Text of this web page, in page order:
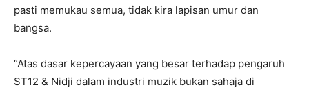
pasti memukau semua, tidak kira lapisan umur dan
bangsa.
“Atas dasar kepercayaan yang besar terhadap pengaruh
ST12 & Nidji dalam industri muzik bukan sahaja di